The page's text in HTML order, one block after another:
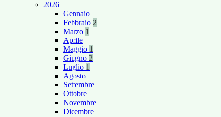
2026
Gennaio
Febbraio 2
Marzo 1
Aprile
Maggio 1
Giugno 2
Luglio 1
Agosto
Settembre
Ottobre
Novembre
Dicembre